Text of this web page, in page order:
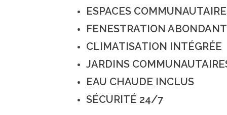
ESPACES
FENESTRATION
CLIMATISATION INTÉGRÉE
JARDINS
EAU CHAUDE INCLUS
SÉCURITÉ 24/7
CONTACTEZ-NOUS
(450) 412-0715
info@lelaurierdemirabel.ca
www.lelaurierdemirabel.ca
8770 Rue Magloire Lavallée
À PROPOS
Le Laurier de
complexe
uniques pour